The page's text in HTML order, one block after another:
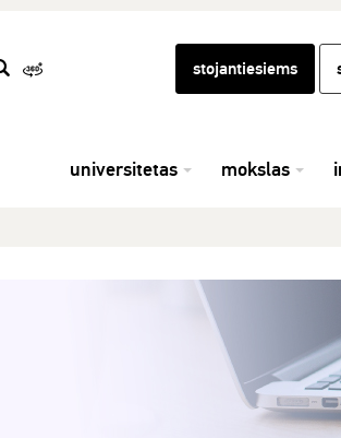
stojantiesiems
universitetas mokslas